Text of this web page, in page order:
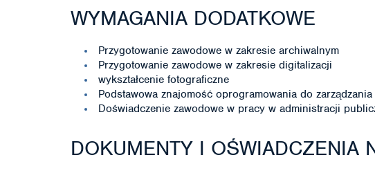
WYMAGANIA DODATKOWE
Przygotowanie zawodowe w zakresie archiwalnym
Przygotowanie zawodowe w zakresie digitalizacji
wykształcenie fotograficzne
Podstawowa znajomość oprogramowania do
Doświadczenie zawodowe w pracy w administracji
DOKUMENTY I OŚWIADCZENIA